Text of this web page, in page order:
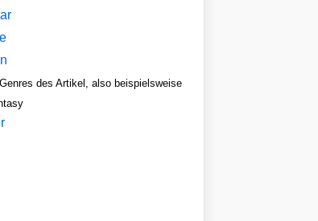
des Artikel, also beispielsweise